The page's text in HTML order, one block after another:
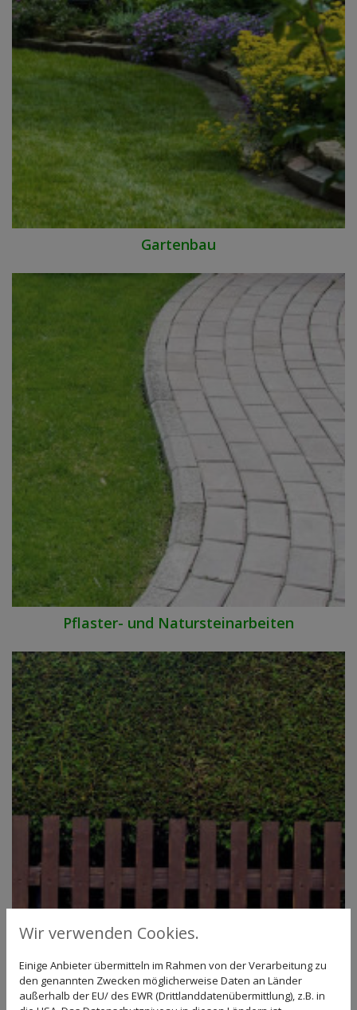
Gartenbau
Pflaster- und Natursteinarbeiten
Zaunbau
Wir verwenden Cookies.
Einige Anbieter übermitteln im Rahmen von der Verarbeitung zu
den genannten Zwecken möglicherweise Daten an Länder
außerhalb der EU/ des EWR (Drittlanddatenübermittlung), z.B. in